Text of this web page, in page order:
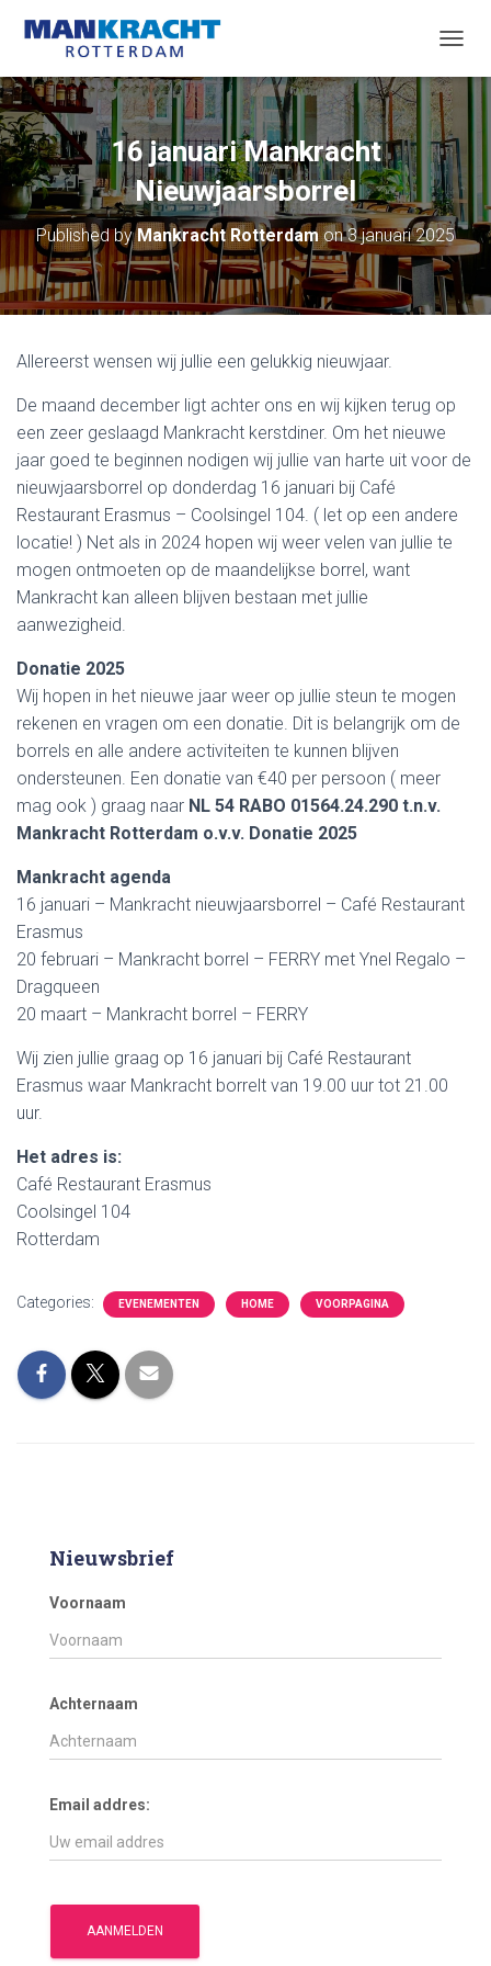
O
G
L
E
N
A
V
I
G
A
T
16 januari Mankracht
Nieuwjaarsborrel
Published byMankracht Rotterdamon3 januari 2025
Allereerst wensen wij jullie een gelukkig nieuwjaar.
De maand december ligt achter ons en wij kijken terug op
een zeer geslaagd Mankracht kerstdiner. Om het nieuwe
jaar goed te beginnen nodigen wij jullie van harte uit voor de
nieuwjaarsborrel op donderdag 16 januari bij Café
Restaurant Erasmus – Coolsingel 104. ( let op een andere
locatie! ) Net als in 2024 hopen wij weer velen van jullie te
mogen ontmoeten op de maandelijkse borrel, want
Mankracht kan alleen blijven bestaan met jullie
aanwezigheid.
Donatie 2025
Wij hopen in het nieuwe jaar weer op jullie steun te mogen
rekenen en vragen om een donatie. Dit is belangrijk om de
borrels en alle andere activiteiten te kunnen blijven
ondersteunen. Een donatie van €40 per persoon ( meer
mag ook ) graag naar NL 54 RABO 01564.24.290 t.n.v.
Mankracht Rotterdam o.v.v. Donatie 2025
Mankracht agenda
16 januari – Mankracht nieuwjaarsborrel – Café Restaurant
Erasmus
20 februari – Mankracht borrel – FERRY met Ynel Regalo –
Dragqueen
20 maart – Mankracht borrel – FERRY
Wij zien jullie graag op 16 januari bij Café Restaurant
Erasmus waar Mankracht borrelt van 19.00 uur tot 21.00
uur.
Het adres is:
Café Restaurant Erasmus
Coolsingel 104
Rotterdam
Categories: EVENEMENTEN HOME VOORPAGINA
Nieuwsbrief
Voornaam
Achternaam
Email addres: